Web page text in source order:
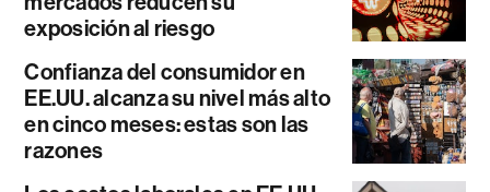
exposición al riesgo
Confianza del consumidor en
EE.UU. alcanza su nivel más alto
en cinco meses: estas son las
razones